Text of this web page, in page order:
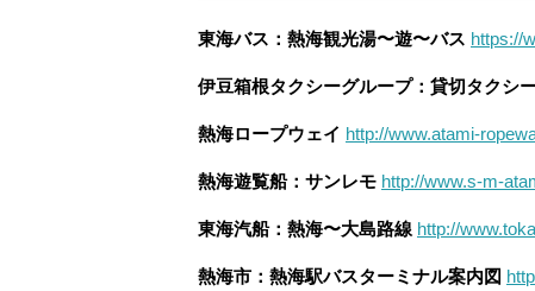
東海バス：熱海観光湯〜遊〜バス https://
伊豆箱根タクシーグループ：貸切タクシ
熱海ロープウェイ http://www.atami-
熱海遊覧船：サンレモ http://www.s-m-
東海汽船：熱海〜大島路線 http://
熱海市：熱海駅バスターミナル案内図